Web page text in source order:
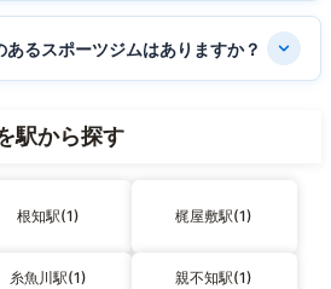
るスポーツジムはありますか？
駅から探す
根知駅(1) 梶屋敷駅(1)
糸魚川駅(1) 親不知駅(1)